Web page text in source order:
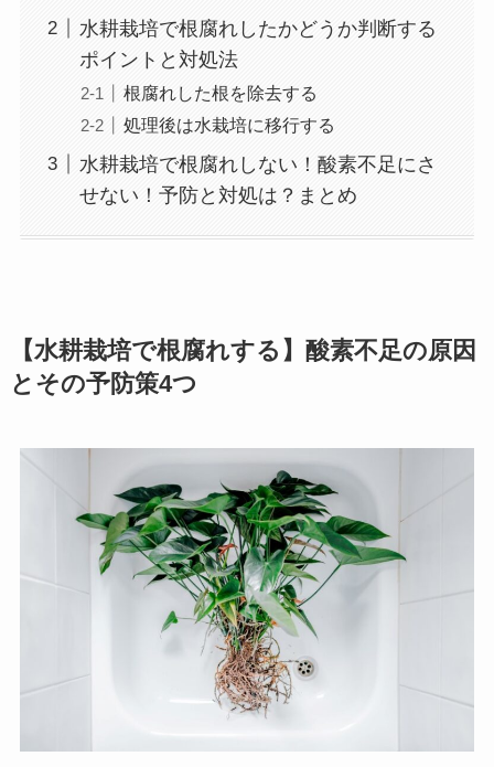
水耕栽培で根腐れしたかどうか判断する
ポイントと対処法
根腐れした根を除去する
処理後は水栽培に移行する
水耕栽培で根腐れしない！酸素不足にさ
せない！予防と対処は？まとめ
【水耕栽培で根腐れする】酸素不足の原因
とその予防策4つ